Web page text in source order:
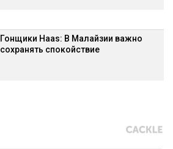
Гонщики Haas: В Малайзии важно
сохранять спокойствие